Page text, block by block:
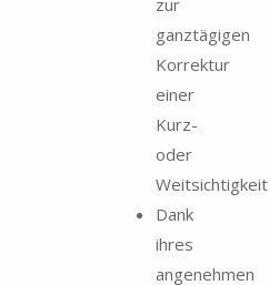
ganztägigen
Korrektur
einer
Kurz-
oder
Weitsichtigkeit
Dank
ihres
angenehmen